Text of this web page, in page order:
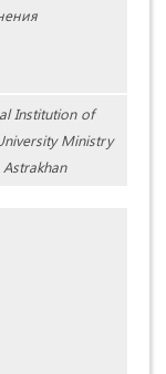
Institution of
Ministry